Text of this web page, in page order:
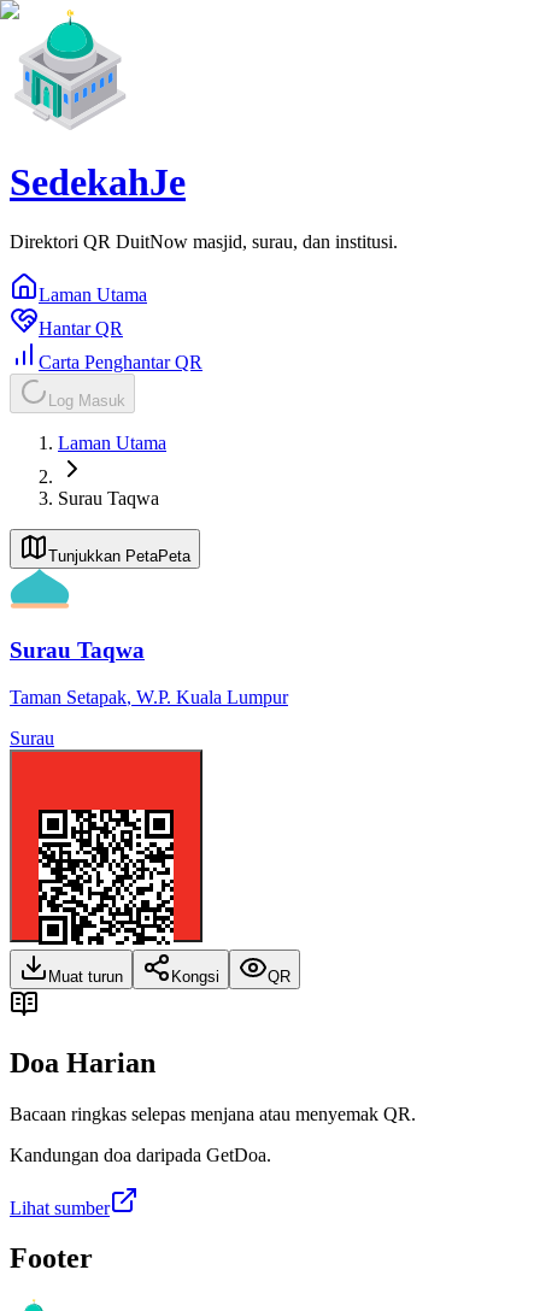
SedekahJe
Direktori QR DuitNow masjid, surau, dan institusi.
Laman Utama
Hantar QR
Carta Penghantar QR
Log Masuk
Laman Utama
Surau Taqwa
Tunjukkan PetaPeta
Surau Taqwa
Taman Setapak, W.P. Kuala Lumpur
Surau
Muat turun Kongsi QR
Doa Harian
Bacaan ringkas selepas menjana atau menyemak QR.
Kandungan doa daripada GetDoa.
Lihat sumber
Footer